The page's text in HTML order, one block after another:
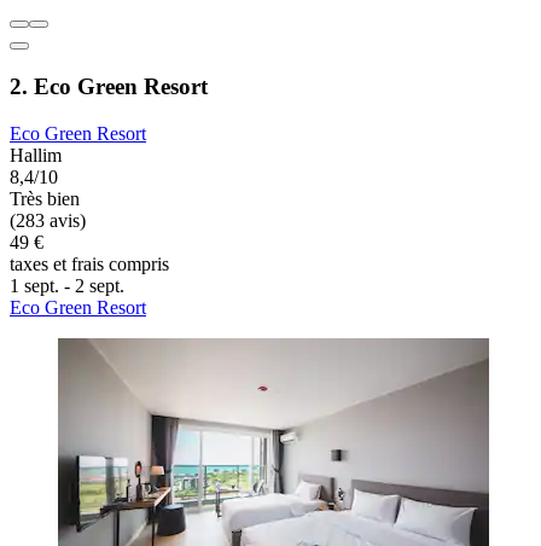
2. Eco Green Resort
Eco Green Resort
Hallim
8,4/10
Très bien
(283 avis)
49 €
taxes et frais compris
1 sept. - 2 sept.
Eco Green Resort